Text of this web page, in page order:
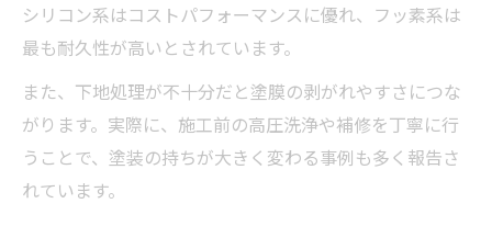
屋根材ごとに最適な塗料の違いを解説
塗料の耐用年数と寿命を比較するコツ
遮熱・断熱性を意識した屋根塗装の選定
気候に強い屋根塗装で大切なこととは
シリコン系はコストパフォーマンスに優れ、フッ素系は
最も耐久性が高いとされています。
また、下地処理が不十分だと塗膜の剥がれやすさにつな
がります。実際に、施工前の高圧洗浄や補修を丁寧に行
うことで、塗装の持ちが大きく変わる事例も多く報告さ
れています。